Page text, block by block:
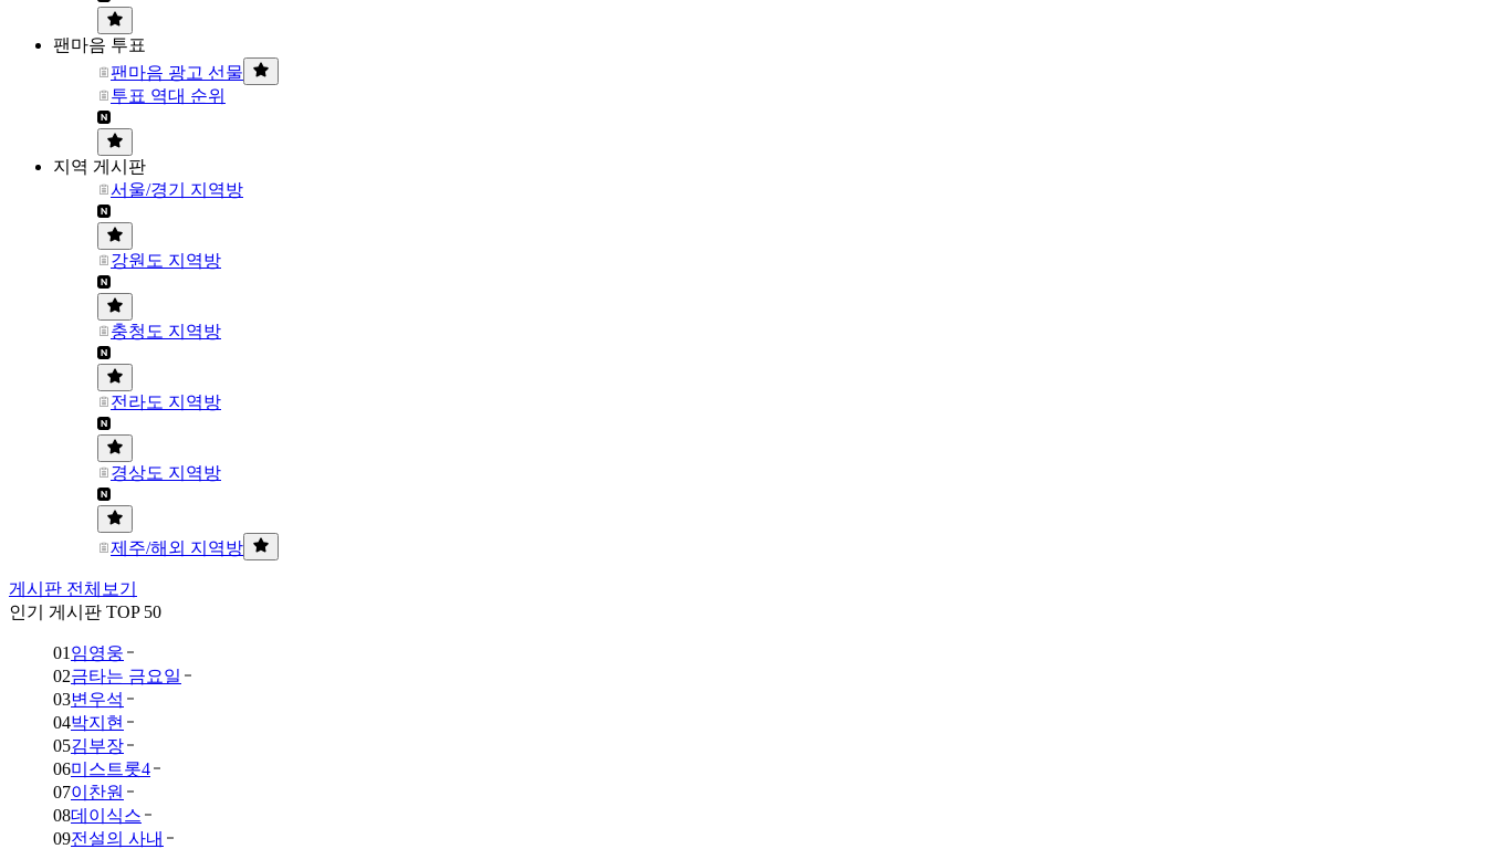
팬마음 투표
팬마음 광고 선물
투표 역대 순위
지역 게시판
서울/경기 지역방
강원도 지역방
충청도 지역방
전라도 지역방
경상도 지역방
제주/해외 지역방
게시판 전체보기
인기 게시판 TOP 50
01 임영웅
02금타는 금요일
03변우석
04박지현
05김부장
06미스트롯4
07이찬원
08데이식스
09전설의 사내